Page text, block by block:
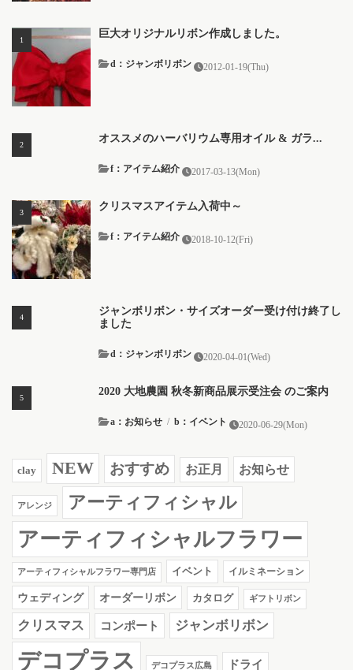
巨大オリジナルリボン作成しました。
2012-01-19(Thu)
d：ジャンボリボン
オススメのハーバリウム専用オイル & ガラ...
2017-03-13(Mon)
f：アイテム紹介
クリスマスアイテム入荷中～
2018-10-12(Fri)
f：アイテム紹介
ジャンボリボン・サイズオーダー受け付け終了し
ました
2020-04-01(Wed)
d：ジャンボリボン
2020 大地農園 秋冬新商品展示受注会 のご案内
2020-06-29(Mon)
a：お知らせ / b：イベント
clay NEW おすすめ お正月 お知らせ
アレンジ アーティフィシャル
アーティフィシャルフラワー
アーティフィシャルフラワー専門店 イベント イルミネーション
ウェディング オーダーリボン カタログ ギフトリボン
クリスマス コンポート ジャンボリボン
デコプラス デコプラス広島 ドライ